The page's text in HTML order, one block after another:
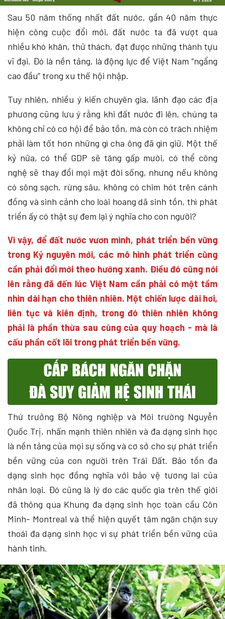
Sau 50 năm thống nhất đất nước, gần 40 năm thực
hiện công cuộc đổi mới, đất nước ta đã vượt qua
nhiều khó khăn, thử thách, đạt được những thành tựu
vĩ đại. Đó là nền tảng, là động lực để Việt Nam “ngẩng
cao đầu” trong xu thế hội nhập.
Tuy nhiên, nhiều ý kiến chuyên gia, lãnh đạo các địa
phương cũng lưu ý rằng khi đất nước đi lên, chúng ta
không chỉ có cơ hội để bảo tồn, mà còn có trách nhiệm
phải làm tốt hơn những gì cha ông đã gìn giữ. Một thế
kỷ nữa, có thể GDP sẽ tăng gấp mười, có thể công
nghệ sẽ thay đổi mọi mặt đời sống, nhưng nếu không
có sông sạch, rừng sâu, không có chim hót trên cánh
đồng và sinh cảnh cho loài hoang dã sinh tồn, thì phát
triển ấy có thật sự đem lại ý nghĩa cho con người?
Vì vậy, để đất nước vươn mình, phát triển bền vững
trong Kỷ nguyên mới, các mô hình phát triển cũng
cần phải đổi mới theo hướng xanh. Điều đó cũng nói
lên rằng đã đến lúc Việt Nam cần phải có một tầm
nhìn dài hạn cho thiên nhiên. Một chiến lược dài hơi,
liên tục và kiên định, trong đó thiên nhiên không
phải là phần thừa sau cùng của quy hoạch - mà là
cấu phần cốt lõi trong phát triển bền vững.
Thứ trưởng Bộ Nông nghiệp và Môi trường Nguyễn
Quốc Trị, nhấn mạnh thiên nhiên và đa dạng sinh học
là nền tảng của mọi sự sống và cơ sở cho sự phát triển
bền vững của con người trên Trái Đất. Bảo tồn đa
dạng sinh học đồng nghĩa với bảo vệ tương lai của
nhân loại. Đó cũng là lý do các quốc gia trên thế giới
đã thông qua Khung đa dạng sinh học toàn cầu Côn
Minh- Montreal và thể hiện quyết tâm ngăn chặn suy
thoái đa dạng sinh học vì sự phát triển bền vững của
hành tinh.